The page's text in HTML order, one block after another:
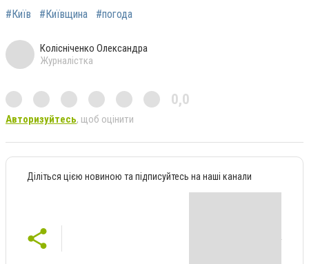
#Київ #Київщина #погода
Колісніченко Олександра
Журналістка
0,0
Авторизуйтесь, щоб оцінити
Діліться цією новиною та підписуйтесь на наші канали